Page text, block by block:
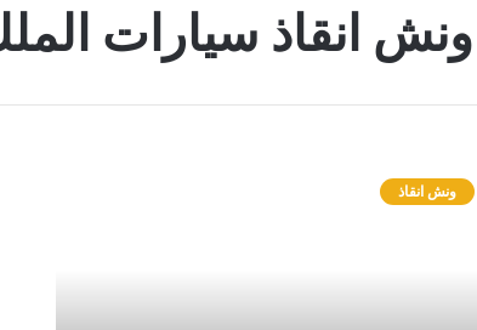
ونش انقاذ سيارات
ونش انقاذ